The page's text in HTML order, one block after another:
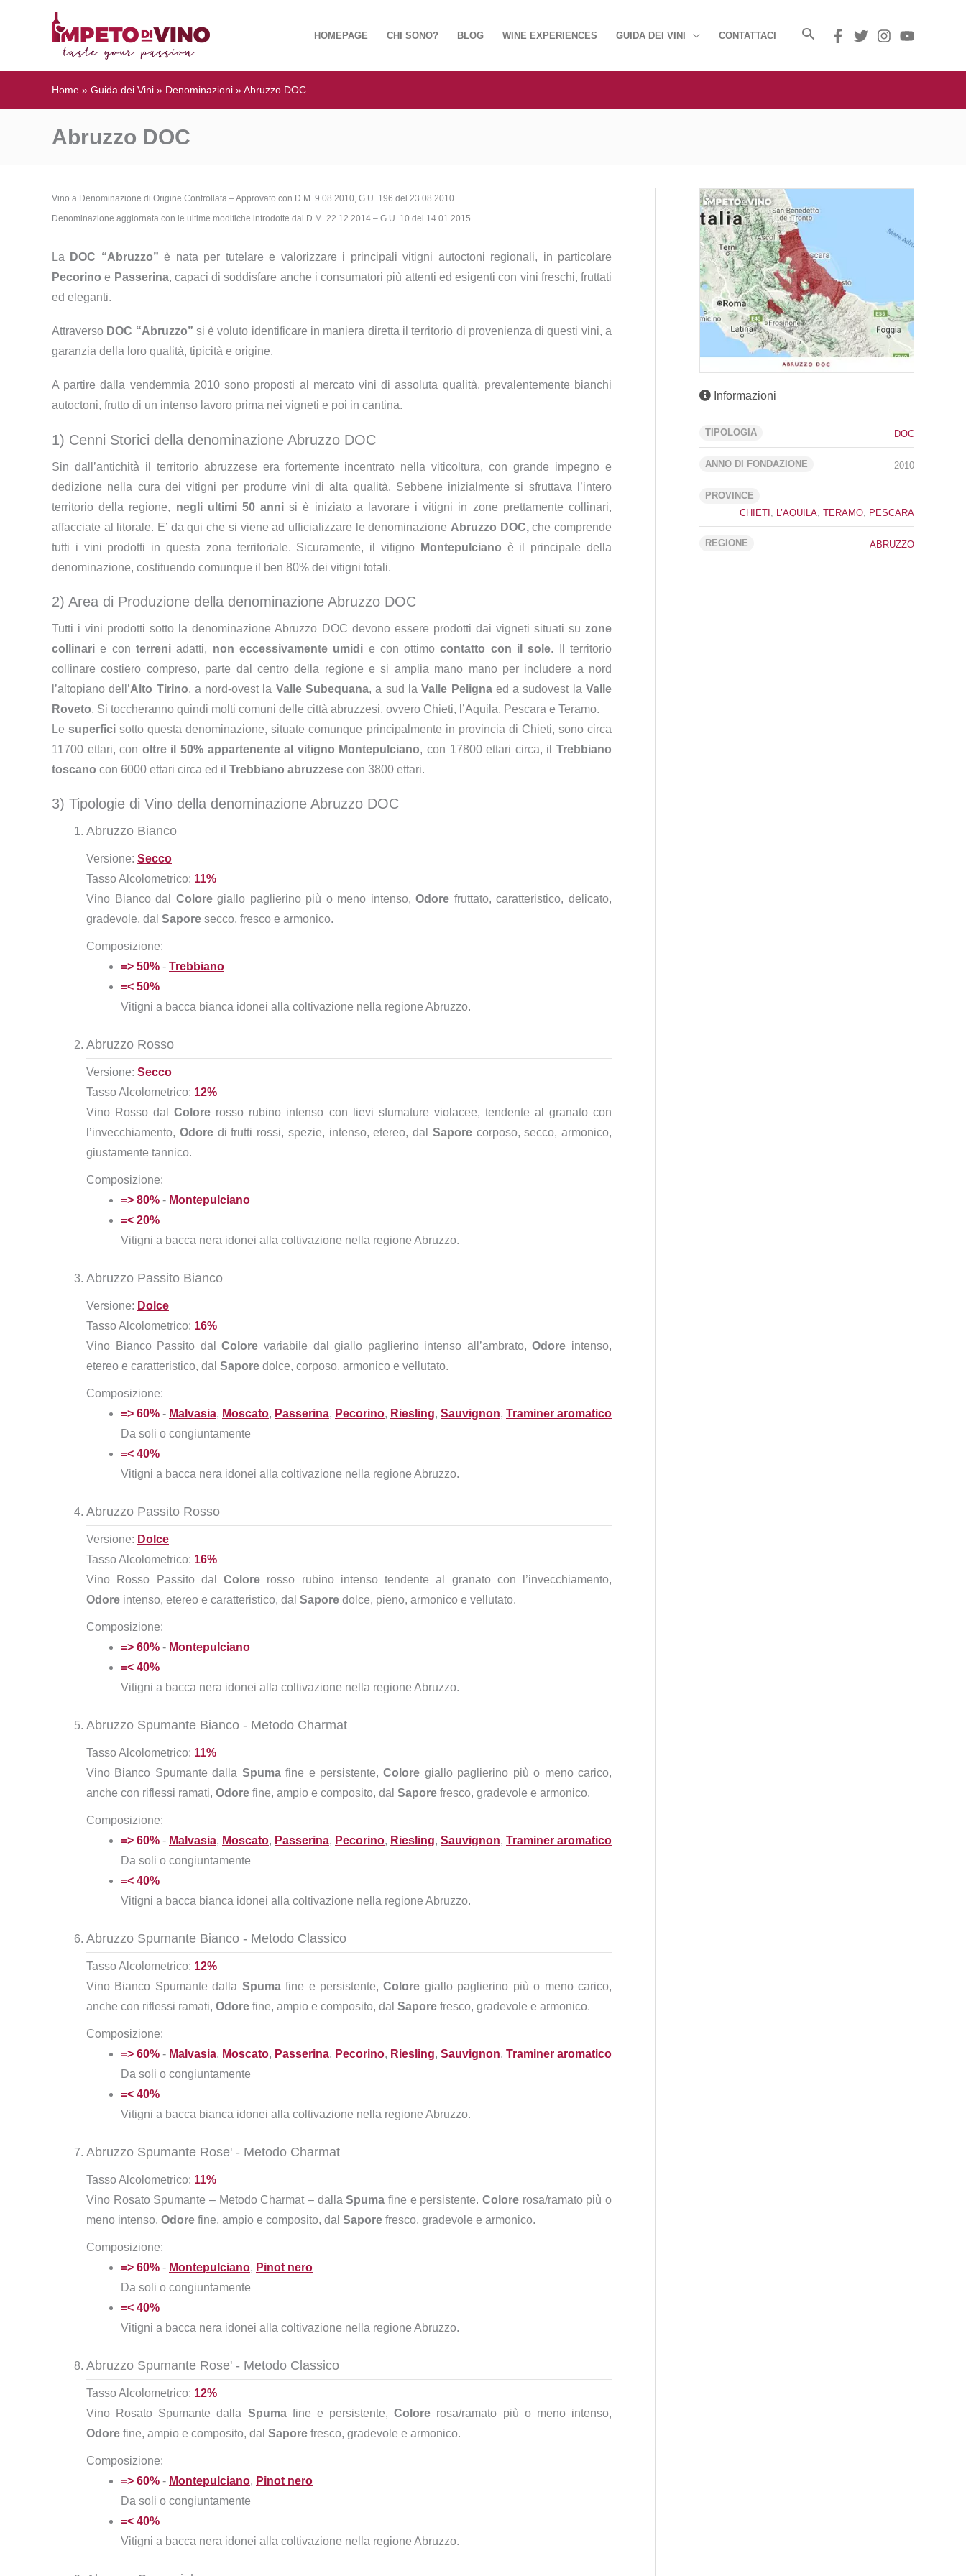
HOMEPAGE CHI SONO? BLOG WINE EXPERIENCES GUIDA DEI VINI CONTATTACI
Home » Guida dei Vini » Denominazioni »Abruzzo DOC
Abruzzo DOC
Informazioni
TIPOLOGIA DOC
ANNO DI FONDAZIONE 2010
PROVINCE
CHIETI
L’AQUILA TERAMO PESCARA
REGIONE ABRUZZO
Vino a Denominazione di Origine Controllata – Approvato con D.M. 9.08.2010, G.U. 196 del 23.08.2010
Denominazione aggiornata con le ultime modifiche introdotte dal D.M. 22.12.2014 – G.U. 10 del 14.01.2015
La DOC “Abruzzo” è nata per tutelare e valorizzare i principali vitigni autoctoni regionali, in particolare
Pecorino e Passerina, capaci di soddisfare anche i consumatori più attenti ed esigenti con vini freschi, fruttati
ed eleganti.
Attraverso DOC “Abruzzo” si è voluto identificare in maniera diretta il territorio di provenienza di questi vini, a
garanzia della loro qualità, tipicità e origine.
A partire dalla vendemmia 2010 sono proposti al mercato vini di assoluta qualità, prevalentemente bianchi
autoctoni, frutto di un intenso lavoro prima nei vigneti e poi in cantina.
1) Cenni Storici della denominazione Abruzzo DOC
Sin dall’antichità il territorio abruzzese era fortemente incentrato nella viticoltura, con grande impegno e
dedizione nella cura dei vitigni per produrre vini di alta qualità. Sebbene inizialmente si sfruttava l’intero
territorio della regione, negli ultimi 50 anni si è iniziato a lavorare i vitigni in zone prettamente collinari,
affacciate al litorale. E’ da qui che si viene ad ufficializzare le denominazione Abruzzo DOC,che comprende
tutti i vini prodotti in questa zona territoriale. Sicuramente, il vitigno
Montepulciano è il principale della
denominazione, costituendo comunque il ben 80% dei vitigni totali.
2) Area di Produzione della denominazione Abruzzo DOC
Tutti i vini prodotti sotto la denominazione Abruzzo DOC devono essere prodotti dai vigneti situati su zone
collinari e con terreniadatti, non eccessivamente umidi e con ottimocontatto con il sole. Il territorio
collinare costiero compreso, parte dal centro della regione e si amplia mano mano per includere a nord
l’altopiano dell’Alto Tirino, a nord-ovest la Valle Subequana, a sud laValle Pelignaed a sudovest laValle
Roveto. Si toccheranno quindi molti comuni delle città abruzzesi, ovvero Chieti, l’Aquila, Pescara e Teramo.
Lesuperfici sotto questa denominazione, situate comunque principalmente in provincia di Chieti, sono circa
11700 ettari, con oltre il 50% appartenente al vitigno Montepulciano, con 17800 ettari circa, ilTrebbiano
toscano con 6000 ettari circa ed il Trebbiano abruzzese con 3800 ettari.
3) Tipologie di Vino della denominazione Abruzzo DOC
Abruzzo Bianco
Versione: Secco
Tasso Alcolometrico: 11%
Vino Bianco dal Coloregiallo paglierino più o meno intenso,Odore fruttato, caratteristico, delicato,
gradevole, dal Sapore secco, fresco e armonico.
Composizione:
=> 50% - Trebbiano
=< 50%
Vitigni a bacca bianca idonei alla coltivazione nella regione Abruzzo.
Abruzzo Rosso
Versione: Secco
Tasso Alcolometrico: 12%
Vino Rosso dalColore rosso rubino intenso con lievi sfumature violacee, tendente al granato con
l’invecchiamento, Odoredi frutti rossi, spezie, intenso, etereo, dal Saporecorposo, secco, armonico,
giustamente tannico.
Composizione:
=> 80% - Montepulciano
=< 20%
Vitigni a bacca nera idonei alla coltivazione nella regione Abruzzo.
Abruzzo Passito Bianco
Versione: Dolce
Tasso Alcolometrico: 16%
Vino Bianco Passito dalColore variabile dal giallo paglierino intenso all’ambrato,Odore intenso,
etereo e caratteristico, dal Sapore dolce, corposo, armonico e vellutato.
Composizione:
=> 60% - Malvasia, Moscato, Passerina, Pecorino, Riesling, Sauvignon, Traminer aromatico
Da soli o congiuntamente
=< 40%
Vitigni a bacca nera idonei alla coltivazione nella regione Abruzzo.
Abruzzo Passito Rosso
Versione: Dolce
Tasso Alcolometrico: 16%
Vino Rosso Passito dal Colore rosso rubino intenso tendente al granato con l’invecchiamento,
Odore intenso, etereo e caratteristico, dal Sapore dolce, pieno, armonico e vellutato.
Composizione:
=> 60% - Montepulciano
=< 40%
Vitigni a bacca nera idonei alla coltivazione nella regione Abruzzo.
Abruzzo Spumante Bianco - Metodo Charmat
Tasso Alcolometrico: 11%
Vino Bianco Spumante dalla Spumafine e persistente,Colore giallo paglierino più o meno carico,
anche con riflessi ramati, Odore fine, ampio e composito, dal Sapore fresco, gradevole e armonico.
Composizione:
=> 60% - Malvasia, Moscato, Passerina, Pecorino, Riesling, Sauvignon, Traminer aromatico
Da soli o congiuntamente
=< 40%
Vitigni a bacca bianca idonei alla coltivazione nella regione Abruzzo.
Abruzzo Spumante Bianco - Metodo Classico
Tasso Alcolometrico: 12%
Vino Bianco Spumante dalla Spumafine e persistente,Colore giallo paglierino più o meno carico,
anche con riflessi ramati, Odore fine, ampio e composito, dal Sapore fresco, gradevole e armonico.
Composizione:
=> 60% - Malvasia, Moscato, Passerina, Pecorino, Riesling, Sauvignon, Traminer aromatico
Da soli o congiuntamente
=< 40%
Vitigni a bacca bianca idonei alla coltivazione nella regione Abruzzo.
Abruzzo Spumante Rose' - Metodo Charmat
Tasso Alcolometrico: 11%
Vino Rosato Spumante – Metodo Charmat – dallaSpuma fine e persistente.Colore rosa/ramato più o
meno intenso, Odore fine, ampio e composito, dal Sapore fresco, gradevole e armonico.
Composizione:
=> 60% - Montepulciano, Pinot nero
Da soli o congiuntamente
=< 40%
Vitigni a bacca nera idonei alla coltivazione nella regione Abruzzo.
Abruzzo Spumante Rose' - Metodo Classico
Tasso Alcolometrico: 12%
Vino Rosato Spumante dalla Spumafine e persistente,Colore rosa/ramato più o meno intenso,
Odore fine, ampio e composito, dal Sapore fresco, gradevole e armonico.
Composizione:
=> 60% - Montepulciano, Pinot nero
Da soli o congiuntamente
=< 40%
Vitigni a bacca nera idonei alla coltivazione nella regione Abruzzo.